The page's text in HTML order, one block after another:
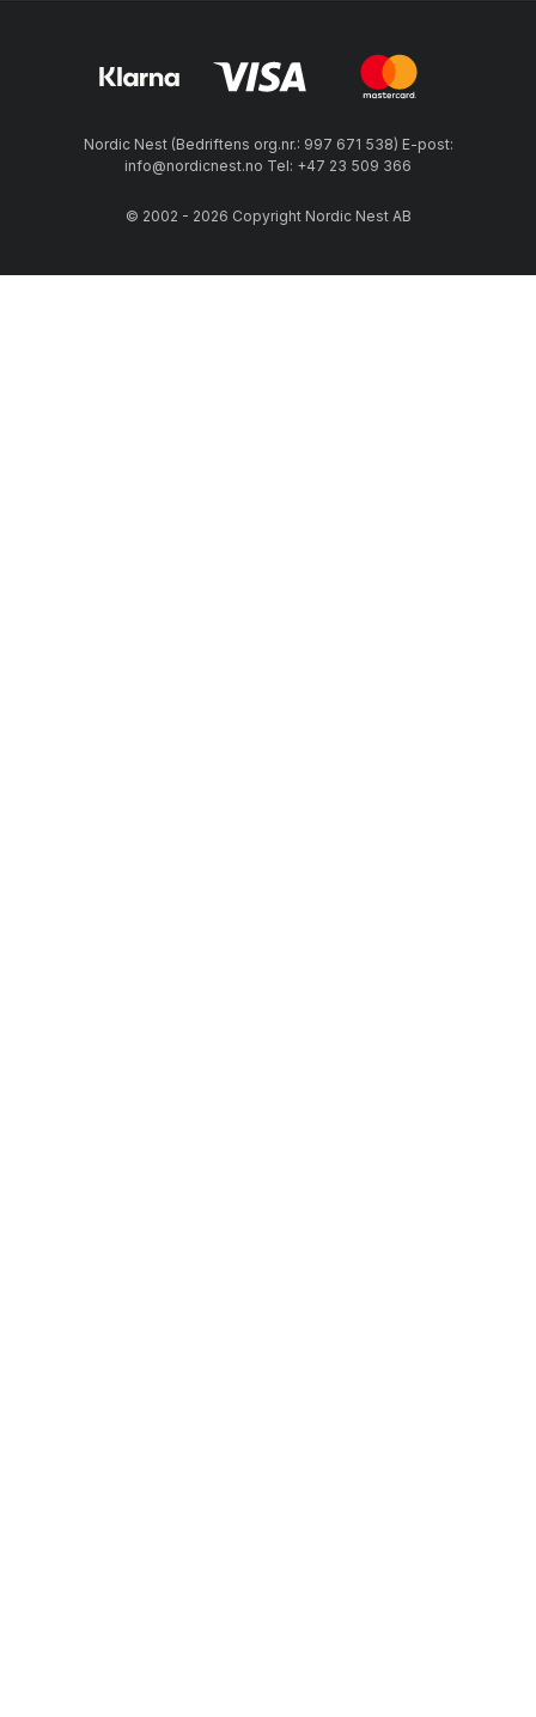
Nordic Nest (Bedriftens org.nr.: 997 671 538) E-post:
info@nordicnest.no Tel: +47 23 509 366
© 2002 - 2026 Copyright Nordic Nest AB